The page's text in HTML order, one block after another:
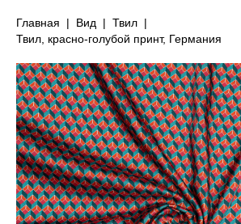
Главная Вид
Твил
Твил, красно-голубой принт, Германия